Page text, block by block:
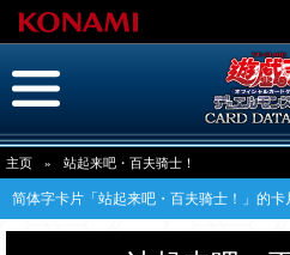
主页 » 站起来吧・百夫骑士！
简体字卡片「站起来吧・百夫骑士！」的卡